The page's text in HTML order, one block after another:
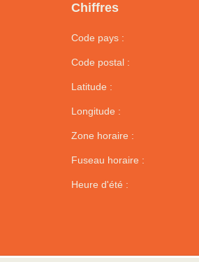
Chiffres
Code pays :
Code postal :
Latitude :
Longitude :
Zone horaire :
Fuseau horaire :
Heure d'été :